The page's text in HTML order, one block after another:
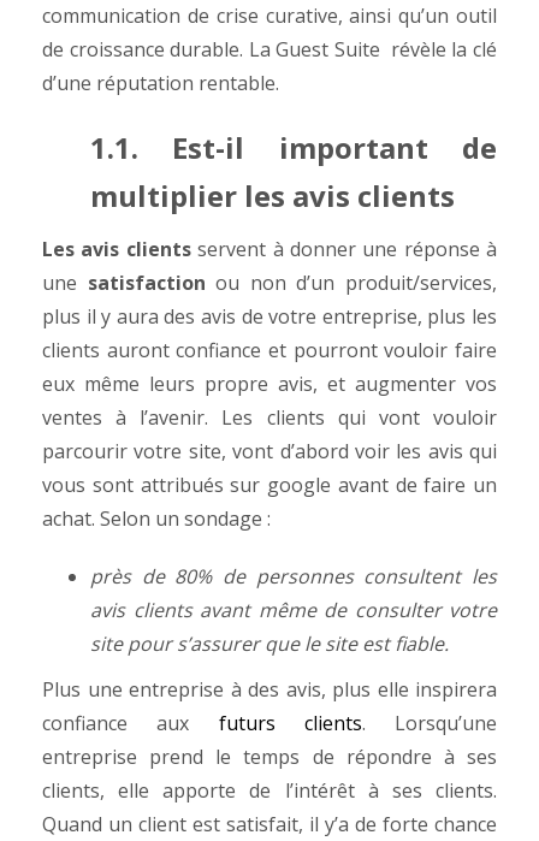
communication de crise curative, ainsi qu’un outil
de croissance durable. La Guest Suite révèle la clé
d’une réputation rentable.
1.1. Est-il important de
multiplier les avis clients
Les avis clientsservent à donner une réponse à
une satisfaction ou non d’un produit/services,
plus il y aura des avis de votre entreprise, plus les
clients auront confiance et pourront vouloir faire
eux même leurs propre avis, et augmenter vos
ventes à l’avenir. Les clients qui vont vouloir
parcourir votre site, vont d’abord voir les avis qui
vous sont attribués sur google avant de faire un
achat. Selon un sondage :
près de 80% de personnes consultent les
avis clients avant même de consulter votre
site pour s’assurer que le site est fiable.
Plus une entreprise à des avis, plus elle inspirera
confiance aux
futurs clients. Lorsqu’une
entreprise prend le temps de répondre à ses
clients, elle apporte de l’intérêt à ses clients.
Quand un client est satisfait, il y’a de forte chance